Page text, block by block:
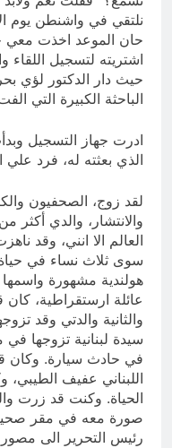
حان الموعد اخذت معي
اشتريته لتسجيل
حيث دار الدكتور لؤي
الباحثة الكبيرة التي
ادرت جهاز التسجيل
الذي بعثته له، فرد علي
لقد زوج، الصحفيون
العالم الا انني، وقد
سوى ثلاث نساء في
هولندية مشهورة
سيدة لبنانية تزوجها
في حادث سيارة. وكان
اللبناني عفيف
الحياة. وكنت قد زرت
صورة معه في مقر
رئيس التحرير الى